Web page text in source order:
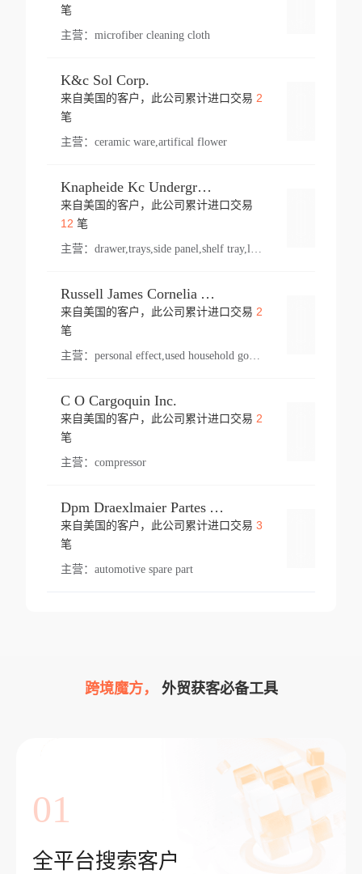
笔
主营： microfiber cleaning cloth
K&c Sol Corp.
来自美国的客户，此公司累计进口交易 2
笔
主营： ceramic ware,artifical flower
Knapheide Kc Underground
来自美国的客户，此公司累计进口交易
12 笔
主营：
Russell James Cornelia Arlington Va
来自美国的客户，此公司累计进口交易 2
笔
主营： personal effect,used household goods
C O Cargoquin Inc.
来自美国的客户，此公司累计进口交易 2
笔
主营： compressor
Dpm Draexlmaier Partes Automotrices Corr Ind Huejotzingo
来自美国的客户，此公司累计进口交易 3
笔
主营： automotive spare part
跨境魔方， 外贸获客必备工具
01
全平台搜索客户